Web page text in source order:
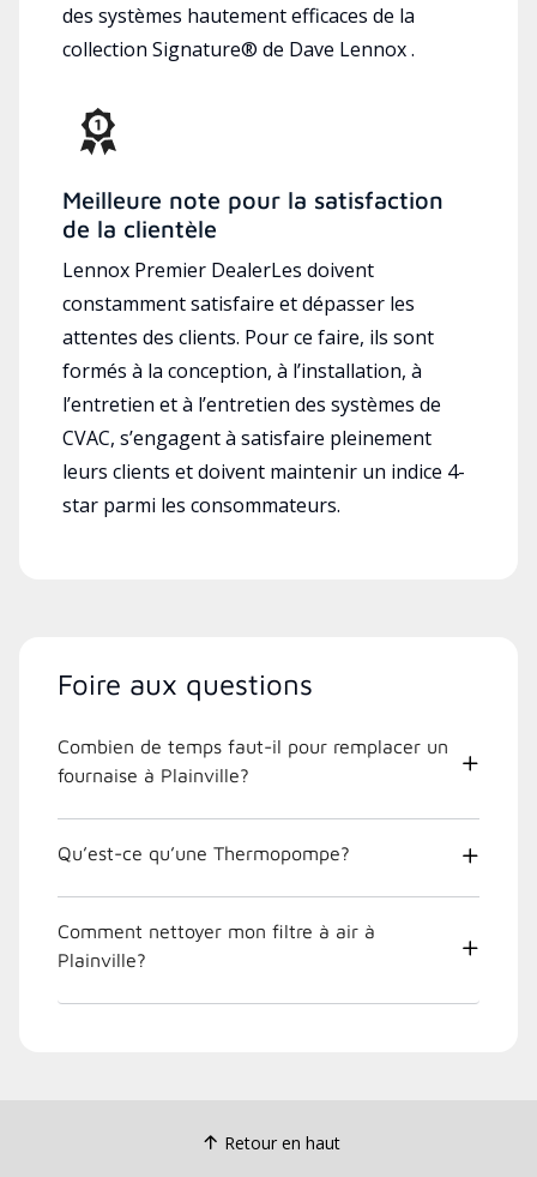
des systèmes hautement efficaces de la
collection Signature® de Dave Lennox .
Meilleure note pour la satisfaction
de la clientèle
Lennox Premier DealerLes doivent
constamment satisfaire et dépasser les
attentes des clients. Pour ce faire, ils sont
formés à la conception, à l’installation, à
l’entretien et à l’entretien des systèmes de
CVAC, s’engagent à satisfaire pleinement
leurs clients et doivent maintenir un indice 4-
star parmi les consommateurs.
Foire aux questions
Combien de temps faut-il pour remplacer un
fournaise à Plainville?
Qu’est-ce qu’une Thermopompe?
Comment nettoyer mon filtre à air à
Plainville?
Retour en haut